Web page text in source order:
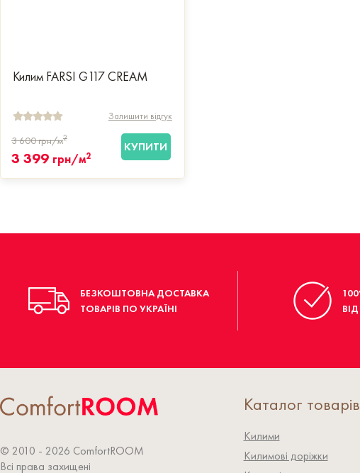
Килим FARSI G117 CREAM
Залишити відгук
3 600грн/м2
3 399 грн/м2
КУПИТИ
БЕЗКОШТОВНА ДОСТАВКА
ТОВАРІВ ПО УКРАЇНІ
© 2010 - 2026 СomfortROOM
Всі права захищені
Каталог товарів
Килими
Килимові доріжки